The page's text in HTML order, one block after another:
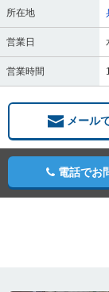
所在地
営業日
営業時間
メール
電話でお